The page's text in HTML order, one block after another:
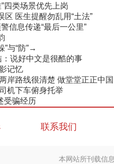
四类场景优先上岗
区 医生提醒勿乱用“土法”
信息传递“最后一公里”
”与“防”→
说好中文是很酷的事
记忆
岸路线很清楚 做堂堂正正中国
机下车俯身托举
受骗经历
联系我们
本网站所刊载信